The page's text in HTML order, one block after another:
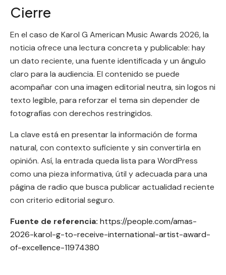
Cierre
En el caso de Karol G American Music Awards 2026, la
noticia ofrece una lectura concreta y publicable: hay
un dato reciente, una fuente identificada y un ángulo
claro para la audiencia. El contenido se puede
acompañar con una imagen editorial neutra, sin logos ni
texto legible, para reforzar el tema sin depender de
fotografías con derechos restringidos.
La clave está en presentar la información de forma
natural, con contexto suficiente y sin convertirla en
opinión. Así, la entrada queda lista para WordPress
como una pieza informativa, útil y adecuada para una
página de radio que busca publicar actualidad reciente
con criterio editorial seguro.
Fuente de referencia: https://people.com/amas-
2026-karol-g-to-receive-international-artist-award-
of-excellence-11974380